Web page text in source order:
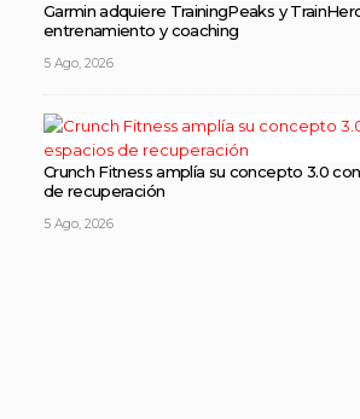
Garmin adquiere TrainingPeaks y
entrenamiento y coaching
5 Ago, 2026
Crunch Fitness amplía su concepto 3.0
de recuperación
5 Ago, 2026